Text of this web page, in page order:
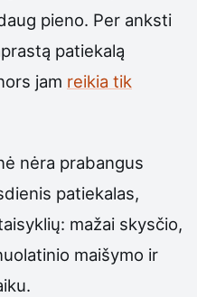
pieno. Per anksti
patiekalą
jam reikia tik
nėra prabangus
patiekalas,
mažai skysčio,
maišymo ir